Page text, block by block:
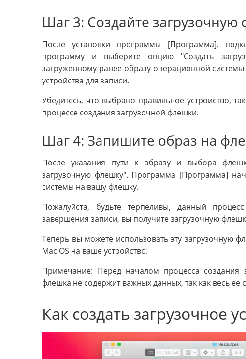
Шаг 3: Создайте загрузочную
После установки программы [Программа],
программу и выберите опцию "Создать
загруженному ранее образу операционной
устройства для записи.
Убедитесь, что выбрано правильное устройство,
процессе создания загрузочной флешки.
Шаг 4: Запишите образ на
После указания пути к образу и выбора
загрузочную флешку". Программа [Программа]
системы на вашу флешку.
Пожалуйста, будьте терпеливы, данный
завершения записи, вы получите загрузочную
Теперь вы можете использовать эту загрузочную
Mac OS на ваше устройство.
Примечание: Перед началом процесса создания
флешка не содержит важных данных, так как весь ее
Как создать загрузочное